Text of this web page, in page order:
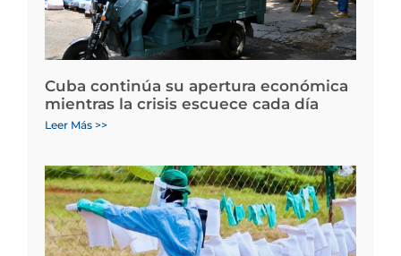
Cuba continúa su apertura económica
mientras la crisis escuece cada día
Leer Más >>